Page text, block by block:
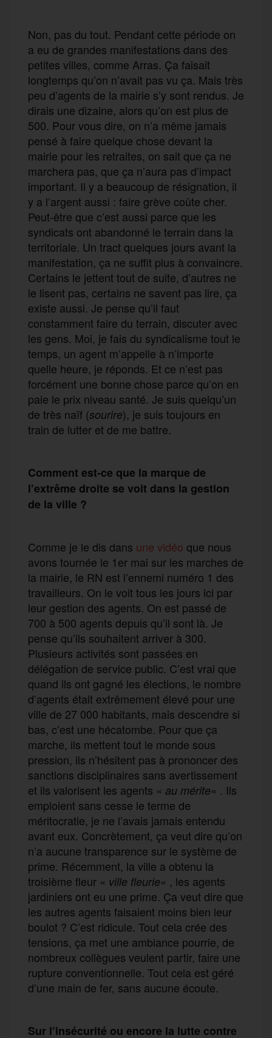
Non, pas du tout. Pendant cette période on
a eu de grandes manifestations dans des
petites villes, comme Arras. Ça faisait
longtemps qu’on n’avait pas vu ça. Mais très
peu d’agents de la mairie s’y sont rendus. Je
dirais une dizaine, alors qu’on est plus de
500. Pour vous dire, on n’a même jamais
pensé à faire quelque chose devant la
mairie pour les retraites, on sait que ça ne
marchera pas, que ça n’aura pas d’impact
important. Il y a beaucoup de résignation, il
y a l’argent aussi : faire grève coûte cher.
Peut-être que c’est aussi parce que les
syndicats ont abandonné le terrain dans la
territoriale. Un tract quelques jours avant la
manifestation, ça ne suffit plus à convaincre.
Certains le jettent tout de suite, d’autres ne
le lisent pas, certains ne savent pas lire, ça
existe aussi. Je pense qu’il faut
constamment faire du terrain, discuter avec
les gens. Moi, je fais du syndicalisme tout le
temps, un agent m’appelle à n’importe
quelle heure, je réponds. Et ce n’est pas
forcément une bonne chose parce qu’on en
paie le prix niveau santé. Je suis quelqu’un
de très naïf (sourire), je suis toujours en
train de lutter et de me battre.
Comment est-ce que la marque de
l’extrême droite se voit dans la gestion
de la ville ?
Comme je le dis dans une vidéo que nous
avons tournée le 1er mai sur les marches de
la mairie, le RN est l’ennemi numéro 1 des
travailleurs. On le voit tous les jours ici par
leur gestion des agents. On est passé de
700 à 500 agents depuis qu’il sont là. Je
pense qu’ils souhaitent arriver à 300.
Plusieurs activités sont passées en
délégation de service public. C’est vrai que
quand ils ont gagné les élections, le nombre
d’agents était extrêmement élevé pour une
ville de 27 000 habitants, mais descendre si
bas, c’est une hécatombe. Pour que ça
marche, ils mettent tout le monde sous
pression, ils n’hésitent pas à prononcer des
sanctions disciplinaires sans avertissement
et ils valorisent les agents « au mérite« . Ils
emploient sans cesse le terme de
méritocratie, je ne l’avais jamais entendu
avant eux. Concrètement, ça veut dire qu’on
n’a aucune transparence sur le système de
prime. Récemment, la ville a obtenu la
troisième fleur « ville fleurie« , les agents
jardiniers ont eu une prime. Ça veut dire que
les autres agents faisaient moins bien leur
boulot ? C’est ridicule. Tout cela crée des
tensions, ça met une ambiance pourrie, de
nombreux collègues veulent partir, faire une
rupture conventionnelle. Tout cela est géré
d’une main de fer, sans aucune écoute.
Sur l’insécurité ou encore la lutte contre